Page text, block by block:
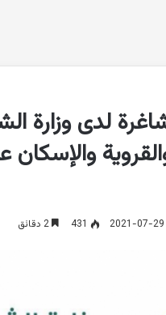
لدى وزارة
والإسكان
2021-07-29
431